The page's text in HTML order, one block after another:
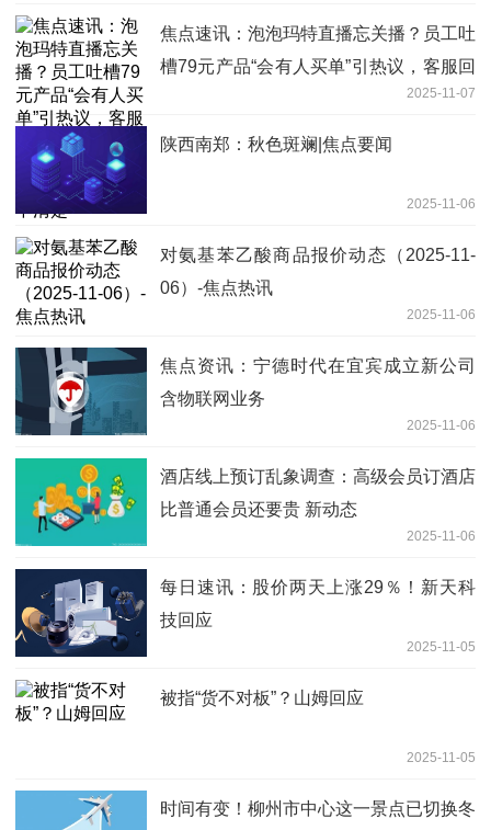
焦点速讯：泡泡玛特直播忘关播？员工吐
槽79元产品“会有人买单”引热议，客服回
应员工是否会被处理：核实中，具体方案
暂不清楚
2025-11-07
陕西南郑：秋色斑斓|焦点要闻
2025-11-06
对氨基苯乙酸商品报价动态（2025-11-
06）-焦点热讯
2025-11-06
焦点资讯：宁德时代在宜宾成立新公司
含物联网业务
2025-11-06
酒店线上预订乱象调查：高级会员订酒店
比普通会员还要贵 新动态
2025-11-06
每日速讯：股价两天上涨29％！新天科
技回应
2025-11-05
被指“货不对板”？山姆回应
2025-11-05
时间有变！柳州市中心这一景点已切换冬